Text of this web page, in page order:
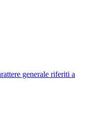
generale riferiti a